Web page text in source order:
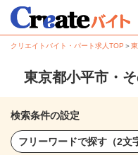
クリエイトバイト・パート求人TOP ＞
東京都小平市・
検索条件の設定